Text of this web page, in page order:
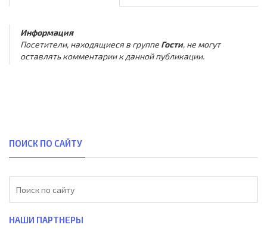
Информация
Посетители, находящиеся в группе Гости, не могут
оставлять комментарии к данной публикации.
ПОИСК ПО САЙТУ
НАШИ ПАРТНЕРЫ